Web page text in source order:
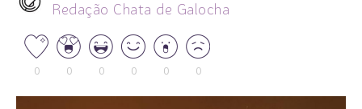
Redação Chata de Galocha
0 0 0 0 0 0